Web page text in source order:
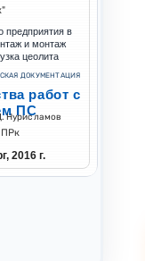
предприятия в
и монтаж
цеолита
ДОКУМЕНТАЦИЯ
работ с
ПС
Нурисламов
2016 г.